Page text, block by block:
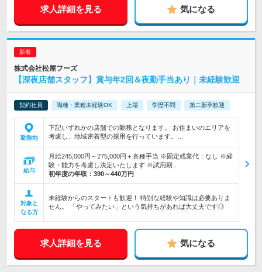
求人詳細を見る 気になる
株式会社松屋フーズ
【深夜店舗スタッフ】賞与年2回＆夜勤手当あり｜未経験歓迎
契約社員 職種・業種未経験OK 上場 学歴不問 第二新卒歓迎
勤務地
下記いずれかの店舗での勤務となります。 お住まいのエリアを
考慮し、地域密着型の採用を行っています。…
給与
月給245,000円～275,000円＋各種手当 ※固定残業代：なし ※経
験・能力を考慮し決定いたします ※試用期…
初年度の年収： 390～440万円
対象と
なる方
未経験からのスタートも歓迎！ 特別な経験や知識は必要ありま
せん。 「やってみたい」という気持ちがあれば大丈夫です◎
求人詳細を見る 気になる